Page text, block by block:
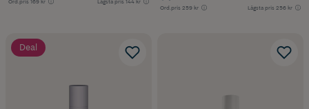
Ord.pris 259 kr Lägsta pris 256 kr
Deal